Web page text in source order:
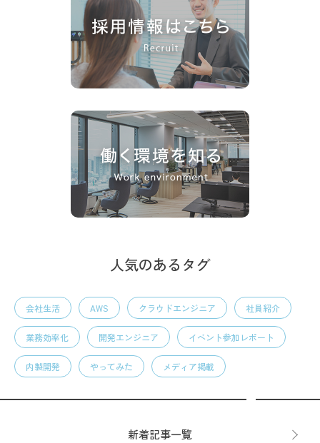
人気のあるタグ
会社生活 AWS クラウドエンジニア 社員紹介
業務効率化 開発エンジニア イベント参加レポート
内製開発 やってみた メディア掲載
新着記事一覧